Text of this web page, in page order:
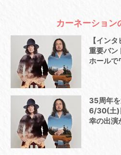
カーネーション
【イン
重要バン
ホールで
35周年を
6/30(土)
幸の出演